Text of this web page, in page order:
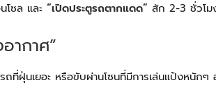
ซล และ “เปิดประตูรถตากแดด” สัก 2-3 ชั่วโม
ากาศ”
ที่ฝุ่นเยอะ หรือขับผ่านโซนที่มีการเล่นแป้งหนักๆ